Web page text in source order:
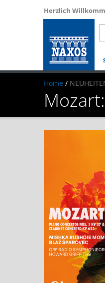
Herzlich
Home /